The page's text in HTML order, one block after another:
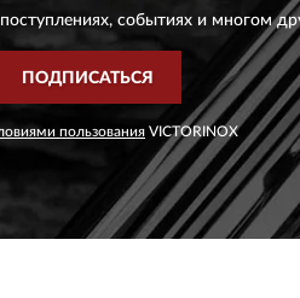
событиях и многом
ПОДПИСАТЬСЯ
пользования VICTORINOX